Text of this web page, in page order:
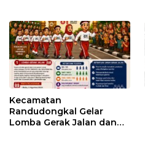
Kecamatan
Randudongkal Gelar
Lomba Gerak Jalan dan